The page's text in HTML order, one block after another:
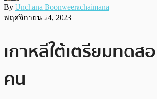
By Unchana Boonweerachaimana
พฤศจิกายน 24, 2023
เกาหลีใต้เตรียมทดส
คน